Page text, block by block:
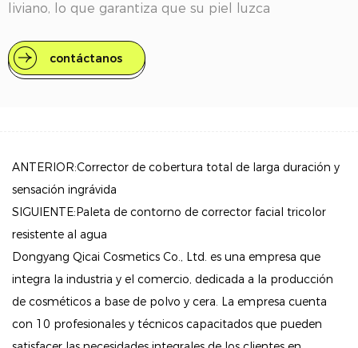
liviano, lo que garantiza que su piel luzca
apelmazada.
arrugas y líneas finas. Su textura suave se desliza sin
esfuerzo, lo que permite una fácil mezcla y un
acabado uniforme.
Fórmula de larga duración: con sus propiedades
impermeables y a prueba de manchas, este corrector
garantiza que su maquillaje permanezca intacto
durante todo el día, resistiendo el sudor y la
contáctanos
ANTERIOR:Corrector de cobertura total de larga duración y
sensación ingrávida
SIGUIENTE:Paleta de contorno de corrector facial tricolor
resistente al agua
Dongyang Qicai Cosmetics Co., Ltd. es una empresa que
integra la industria y el comercio, dedicada a la producción
de cosméticos a base de polvo y cera. La empresa cuenta
con 10 profesionales y técnicos capacitados que pueden